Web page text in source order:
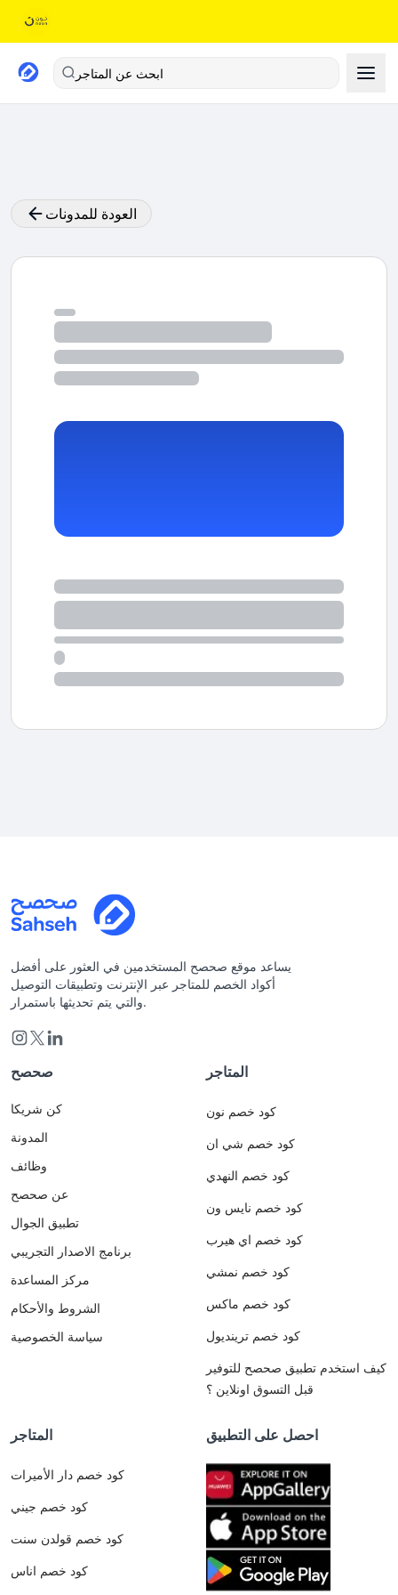
ابحث عن المتاجر
العودة للمدونات
يساعد موقع صحصح المستخدمين في العثور على أفضل
أكواد الخصم للمتاجر عبر الإنترنت وتطبيقات التوصيل
والتي يتم تحديثها باستمرار.
صحصح
كن شريكا
المدونة
وظائف
عن صحصح
تطبيق الجوال
برنامج الاصدار التجريبي
مركز المساعدة
الشروط والأحكام
سياسة الخصوصية
المتاجر
كود خصم نون
كود خصم شي ان
كود خصم النهدي
كود خصم نايس ون
كود خصم اي هيرب
كود خصم نمشي
كود خصم ماكس
كود خصم ترينديول
كيف استخدم تطبيق صحصح للتوفير
قبل التسوق اونلاين ؟
المتاجر
كود خصم دار الأميرات
كود خصم جيني
كود خصم قولدن سنت
كود خصم اناس
احصل على التطبيق